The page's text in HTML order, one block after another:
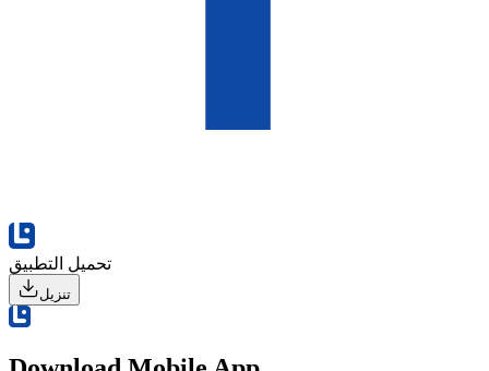
تحميل التطبيق
تنزيل